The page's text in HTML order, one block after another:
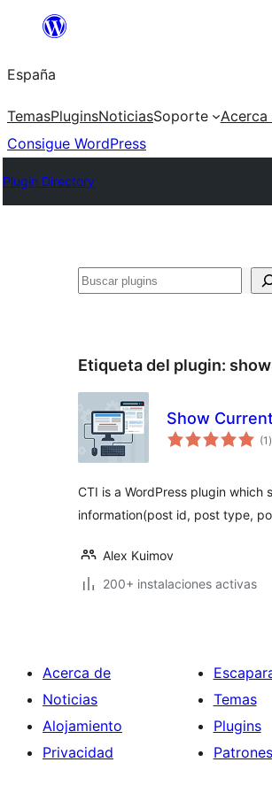
Saltar
contenido
España
TemasPluginsNoticiasSoporte Acerca
Consigue WordPress
Plugin Directory
Buscar
Etiqueta del plugin:
Show
(1 )
CTI is a WordPress plugin
information(post id, post type,
Alex Kuimov
200+ instalaciones activas
Acerca de
Noticias
Alojamiento
Privacidad
Temas
Plugins
Patrones